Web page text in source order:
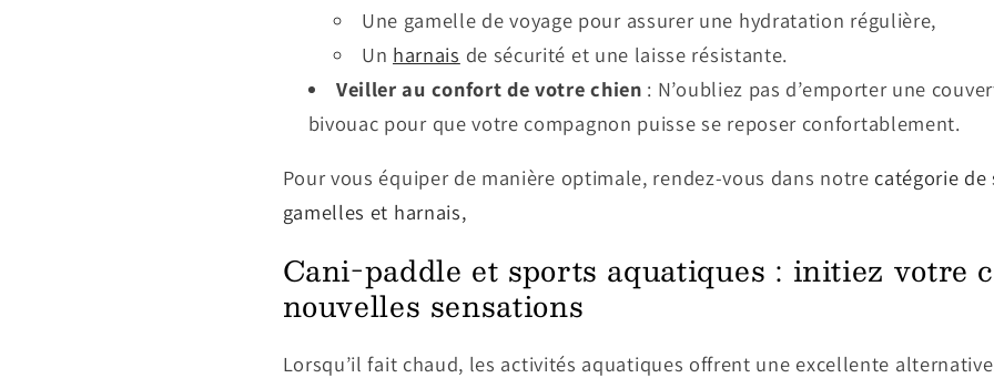
Une gamelle de voyage pour assurer une hydratation régulière,
Un harnais de sécurité et une laisse résistante.
Veiller au confort de votre chien : N’oubliez pas d’emporter une
bivouac pour que votre compagnon puisse se reposer confortablement.
Pour vous équiper de manière optimale, rendez-vous dans notrecatégorie
gamelles et harnais,
Cani-paddle et sports aquatiques : initiez votre
nouvelles sensations
Lorsqu’il fait chaud, les activités aquatiques offrent une excellente